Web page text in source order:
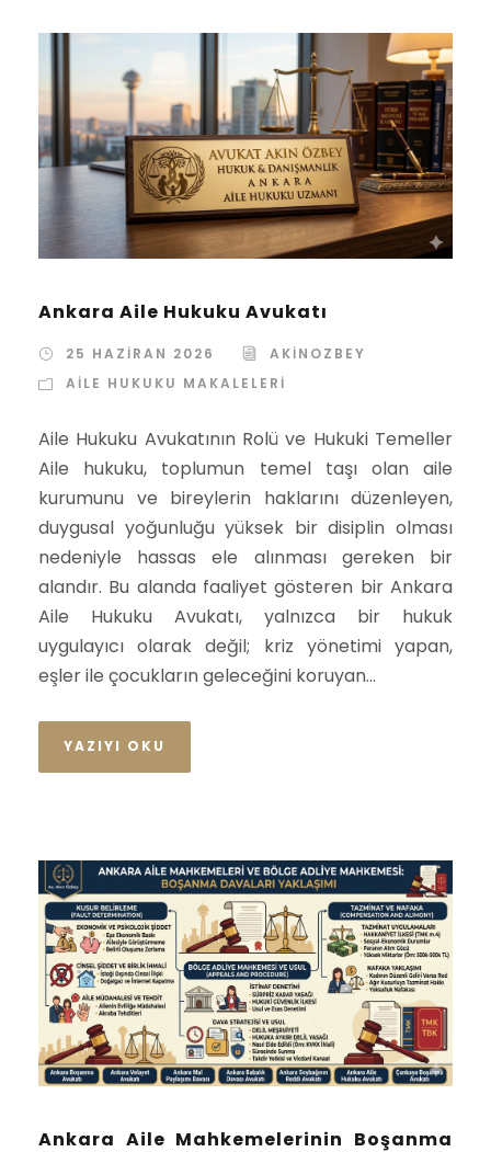
Ankara Aile Hukuku Avukatı
25 HAZIRAN 2026
AKINOZBEY
AILE HUKUKU MAKALELERI
Aile Hukuku Avukatının Rolü ve Hukuki Temeller
Aile hukuku, toplumun temel taşı olan aile
kurumunu ve bireylerin haklarını düzenleyen,
duygusal yoğunluğu yüksek bir disiplin olması
nedeniyle hassas ele alınması gereken bir
alandır. Bu alanda faaliyet gösteren bir Ankara
Aile Hukuku Avukatı, yalnızca bir hukuk
uygulayıcı olarak değil; kriz yönetimi yapan,
eşler ile çocukların geleceğini koruyan...
YAZIYI OKU
Ankara Aile Mahkemelerinin Boşanma